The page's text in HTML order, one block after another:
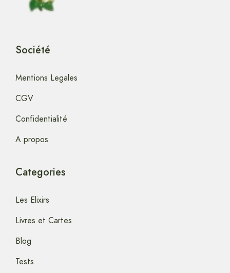
Société
Mentions Legales
CGV
Confidentialité
A propos
Categories
Les Elixirs
Livres et Cartes
Blog
Tests